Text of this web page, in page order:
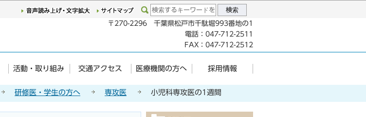
このページの本文へ移動
〒270-2296 千葉県松戸市千駄堀993番地の1
電話：047-712-2511
FAX：047-712-2512
活動・取り組み 交通アクセス 医療機関の方へ 採用情報
研修医・学生の方へ 専攻医 小児科専攻医の1週間